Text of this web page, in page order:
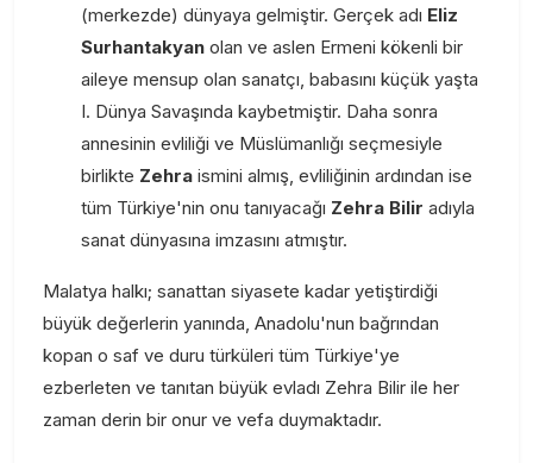
(merkezde) dünyaya gelmiştir. Gerçek adı Eliz
Surhantakyan olan ve aslen Ermeni kökenli bir
aileye mensup olan sanatçı, babasını küçük yaşta
I. Dünya Savaşında kaybetmiştir. Daha sonra
annesinin evliliği ve Müslümanlığı seçmesiyle
birlikte Zehra ismini almış, evliliğinin ardından ise
tüm Türkiye'nin onu tanıyacağı Zehra Bilir adıyla
sanat dünyasına imzasını atmıştır.
Malatya halkı; sanattan siyasete kadar yetiştirdiği
büyük değerlerin yanında, Anadolu'nun bağrından
kopan o saf ve duru türküleri tüm Türkiye'ye
ezberleten ve tanıtan büyük evladı Zehra Bilir ile her
zaman derin bir onur ve vefa duymaktadır.